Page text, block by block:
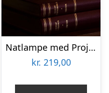
Natlampe med Projektoreffekt og Højttaler
kr. 219,00